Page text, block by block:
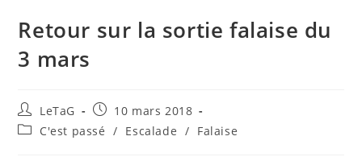
Retour sur la sortie falaise du
3 mars
LeTaG
10 mars 2018
C'est passé / Escalade / Falaise